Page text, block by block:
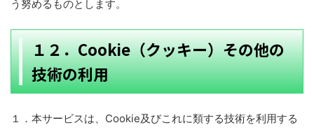
う努めるものとします。
１２．Cookie（クッキー）その他の
技術の利用
１．本サービスは、Cookie及びこれに類する技術を利用する